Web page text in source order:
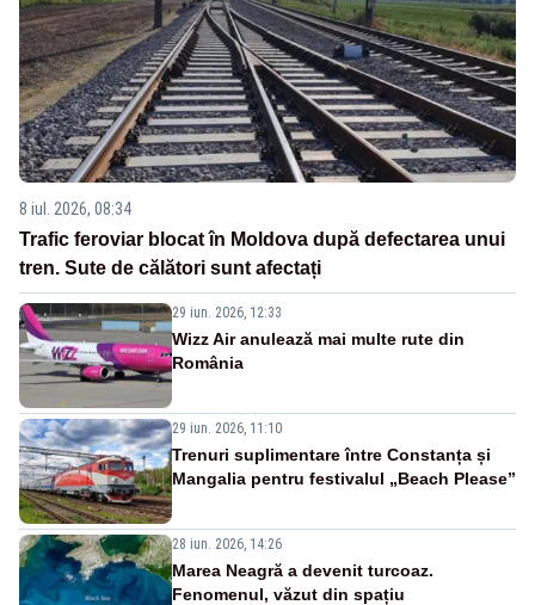
8 iul. 2026, 08:34
Trafic feroviar blocat în Moldova după defectarea unui
tren. Sute de călători sunt afectați
29 iun. 2026, 12:33
Wizz Air anulează mai multe rute din
România
29 iun. 2026, 11:10
Trenuri suplimentare între Constanța și
Mangalia pentru festivalul „Beach Please”
28 iun. 2026, 14:26
Marea Neagră a devenit turcoaz.
Fenomenul, văzut din spațiu